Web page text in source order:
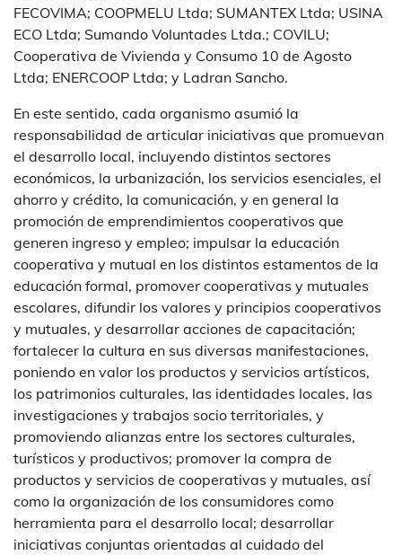
FECOVIMA; COOPMELU Ltda; SUMANTEX Ltda; USINA
ECO Ltda; Sumando Voluntades Ltda.; COVILU;
Cooperativa de Vivienda y Consumo 10 de Agosto
Ltda; ENERCOOP Ltda; y Ladran Sancho.
En este sentido, cada organismo asumió la
responsabilidad de articular iniciativas que promuevan
el desarrollo local, incluyendo distintos sectores
económicos, la urbanización, los servicios esenciales, el
ahorro y crédito, la comunicación, y en general la
promoción de emprendimientos cooperativos que
generen ingreso y empleo; impulsar la educación
cooperativa y mutual en los distintos estamentos de la
educación formal, promover cooperativas y mutuales
escolares, difundir los valores y principios cooperativos
y mutuales, y desarrollar acciones de capacitación;
fortalecer la cultura en sus diversas manifestaciones,
poniendo en valor los productos y servicios artísticos,
los patrimonios culturales, las identidades locales, las
investigaciones y trabajos socio territoriales, y
promoviendo alianzas entre los sectores culturales,
turísticos y productivos; promover la compra de
productos y servicios de cooperativas y mutuales, así
como la organización de los consumidores como
herramienta para el desarrollo local; desarrollar
iniciativas conjuntas orientadas al cuidado del